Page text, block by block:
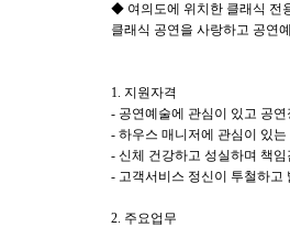
◆ 여의도에 위치한 클래식 전
클래식 공연을 사랑하고 공연
1. 지원자격
- 공연예술에 관심이 있고 공
- 하우스 매니저에 관심이 있
- 신체 건강하고 성실하며 책
- 고객서비스 정신이 투철하고
2. 주요업무